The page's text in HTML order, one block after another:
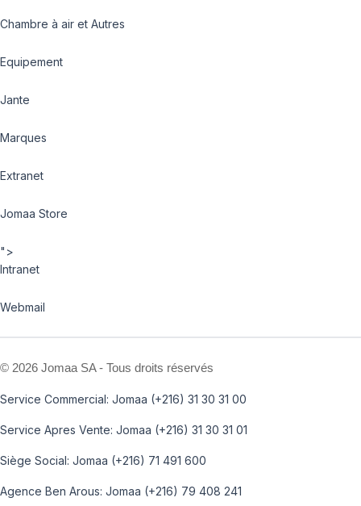
Chambre à air et Autres
Equipement
Jante
Marques
Extranet
Jomaa Store
">
Intranet
Webmail
© 2026 Jomaa SA - Tous droits réservés
Service Commercial: Jomaa (+216) 31 30 31 00
Service Apres Vente: Jomaa (+216) 31 30 31 01
Siège Social: Jomaa (+216) 71 491 600
Agence Ben Arous: Jomaa (+216) 79 408 241